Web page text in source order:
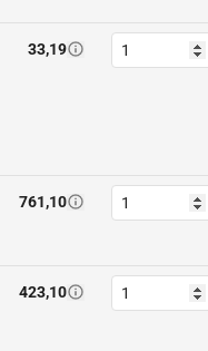
33,19
761,10
423,10